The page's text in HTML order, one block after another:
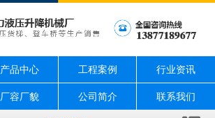
产品中心 工程案例 行业资讯
厂容厂貌 公司简介 联系我们